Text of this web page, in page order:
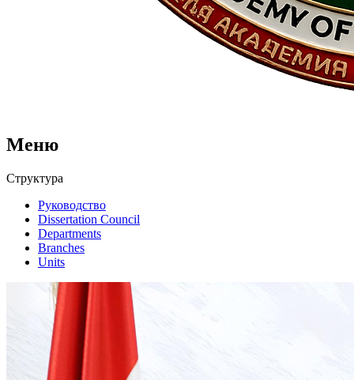
Меню
Структура
Руководство
Dissertation Council
Departments
Branches
Units